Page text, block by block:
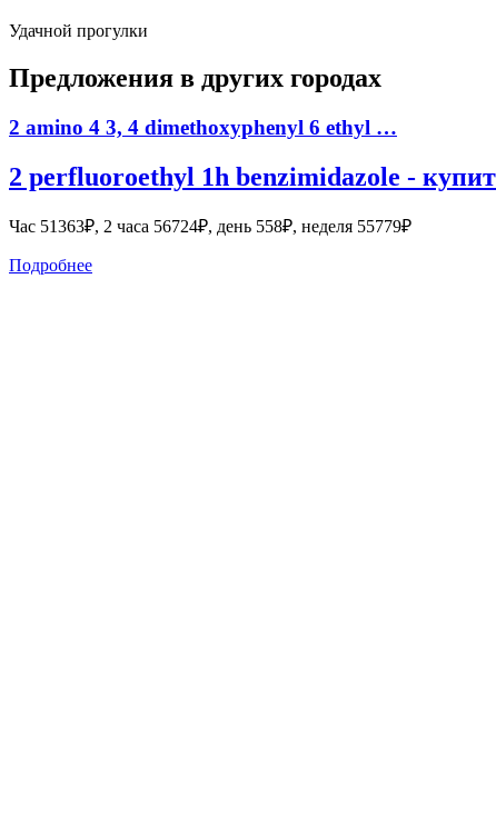
Удачной прогулки
Предложения в других городах
2 amino 4 3, 4 dimethoxyphenyl 6 ethyl …
2 perfluoroethyl 1h benzimidazole -
Час 51363₽, 2 часа 56724₽, день 558₽, неделя 55779₽
Подробнее